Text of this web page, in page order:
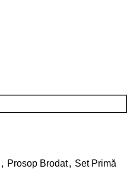
, Prosop Brodat, Set Primă